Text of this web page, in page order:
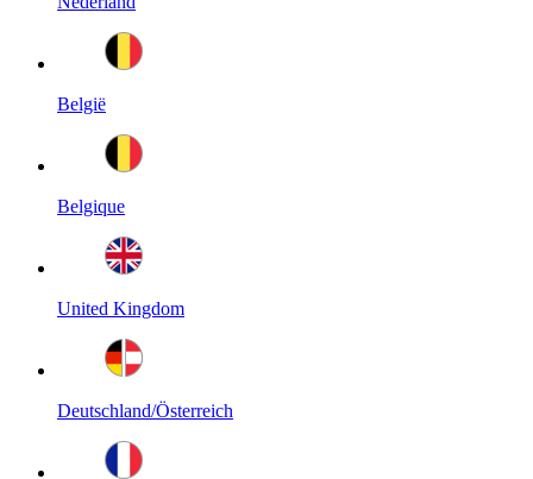
België
Belgique
United Kingdom
Deutschland/Österreich